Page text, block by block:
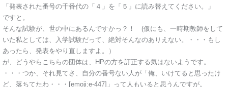
「発表された番号の千番代の「４」を「５」に読み替えてください。」
ですと。
そんな試験が、世の中にあるんですかっ？！ (仮にも、一時期教師をして
いた私としては、入学試験だって、絶対そんなのありえない。・・・もし
あったら、発表をやり直しますよ。）
が、どうやらこちらの団体は、HPの方を訂正する気はないようです。
・・・つか、それ見てさ、自分の番号ない人が「俺、いけてると思ったけ
ど、落ちてたわ・・・[emoji:e-447]」って人もいると思うんですが。